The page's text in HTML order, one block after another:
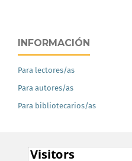
INFORMACIÓN
Para lectores/as
Para autores/as
Para bibliotecarios/as